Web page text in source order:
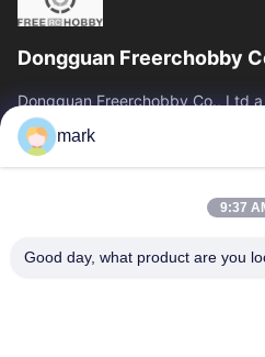
Dongguan Freerchobby
Dongguan Freerchobby Co., Ltd
à Dongguan, connue comme
actuelle, l'usine moderne de...
Liens Rapides
A Propos De Nous
mark
9:37
Good day, what product are you